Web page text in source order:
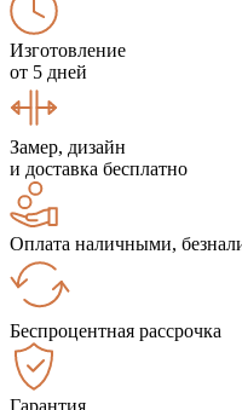
Изготовление
от 5 дней
Замер, дизайн
и доставка бесплатно
Оплата наличными,
Беспроцентная рассрочка
Гарантия